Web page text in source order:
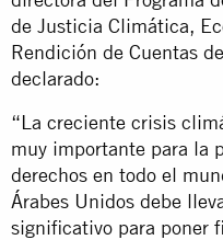
de Justicia Climática,
Rendición de Cuentas
declarado:
“La creciente crisis
muy importante para la
derechos en todo el
Árabes Unidos debe
significativo para poner